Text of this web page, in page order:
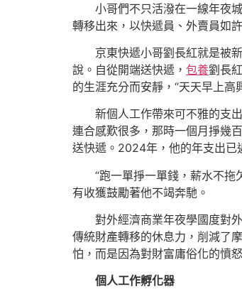
小哥們不只活潑在一線年夜
轉移出來，以快遞員、外賣員如
京東快遞小哥劉長紅就是被
說。自從開端送快遞， 包養劉長
的生涯充分而安靜，“天天早上
新個人工作帶來可不雅的支
連合感歎很多，那時一個月掙幾
送快遞。2024年，他的年支出
“跑一單掙一單錢，薪水不
有收獲鼓勵著他不竭奔馳。
對外經濟商業年夜學國度對
傳統財產轉移的休息力，削減了
怕，而是因為對財富庸俗化的憤
個人工作孵化器